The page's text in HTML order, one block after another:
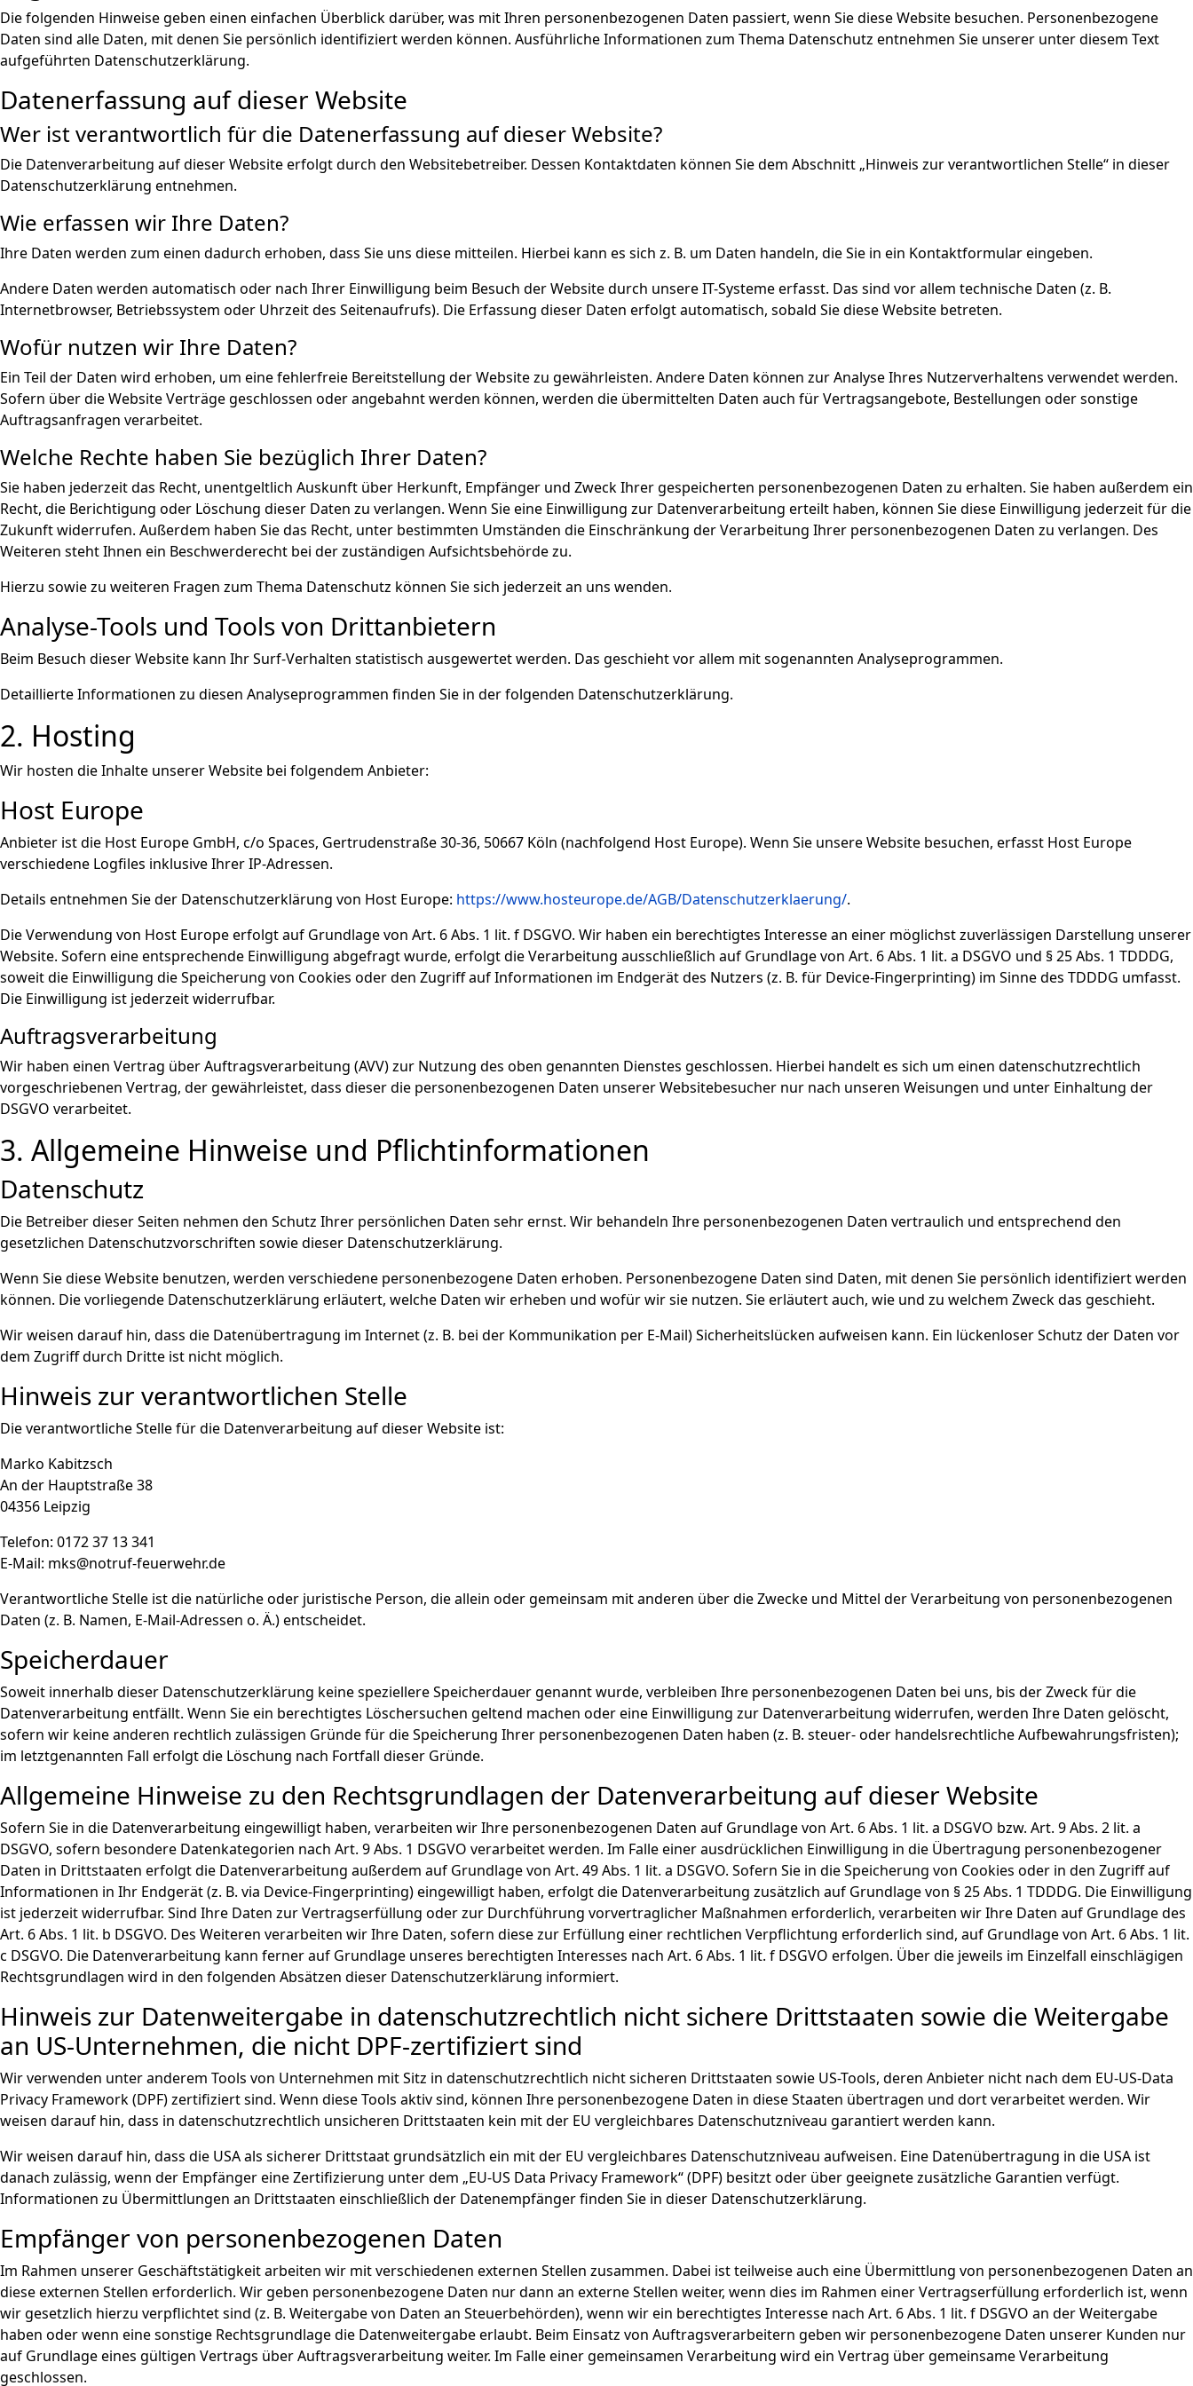
Die folgenden Hinweise geben einen einfachen Überblick darüber, was mit Ihren personenbezogenen Daten passiert, wenn Sie diese Website besuchen. Personenbezogene
Daten sind alle Daten, mit denen Sie persönlich identifiziert werden können. Ausführliche Informationen zum Thema Datenschutz entnehmen Sie unserer unter diesem Text
aufgeführten Datenschutzerklärung.
Datenerfassung auf dieser Website
Wer ist verantwortlich für die Datenerfassung auf dieser Website?
Die Datenverarbeitung auf dieser Website erfolgt durch den Websitebetreiber. Dessen Kontaktdaten können Sie dem Abschnitt „Hinweis zur verantwortlichen Stelle“ in dieser
Datenschutzerklärung entnehmen.
Wie erfassen wir Ihre Daten?
Ihre Daten werden zum einen dadurch erhoben, dass Sie uns diese mitteilen. Hierbei kann es sich z. B. um Daten handeln, die Sie in ein Kontaktformular eingeben.
Andere Daten werden automatisch oder nach Ihrer Einwilligung beim Besuch der Website durch unsere IT-Systeme erfasst. Das sind vor allem technische Daten (z. B.
Internetbrowser, Betriebssystem oder Uhrzeit des Seitenaufrufs). Die Erfassung dieser Daten erfolgt automatisch, sobald Sie diese Website betreten.
Wofür nutzen wir Ihre Daten?
Ein Teil der Daten wird erhoben, um eine fehlerfreie Bereitstellung der Website zu gewährleisten. Andere Daten können zur Analyse Ihres Nutzerverhaltens verwendet werden.
Sofern über die Website Verträge geschlossen oder angebahnt werden können, werden die übermittelten Daten auch für Vertragsangebote, Bestellungen oder sonstige
Auftragsanfragen verarbeitet.
Welche Rechte haben Sie bezüglich Ihrer Daten?
Sie haben jederzeit das Recht, unentgeltlich Auskunft über Herkunft, Empfänger und Zweck Ihrer gespeicherten personenbezogenen Daten zu erhalten. Sie haben außerdem ein
Recht, die Berichtigung oder Löschung dieser Daten zu verlangen. Wenn Sie eine Einwilligung zur Datenverarbeitung erteilt haben, können Sie diese Einwilligung jederzeit für die
Zukunft widerrufen. Außerdem haben Sie das Recht, unter bestimmten Umständen die Einschränkung der Verarbeitung Ihrer personenbezogenen Daten zu verlangen. Des
Weiteren steht Ihnen ein Beschwerderecht bei der zuständigen Aufsichtsbehörde zu.
Hierzu sowie zu weiteren Fragen zum Thema Datenschutz können Sie sich jederzeit an uns wenden.
Analyse-Tools und Tools von Dritt­anbietern
Beim Besuch dieser Website kann Ihr Surf-Verhalten statistisch ausgewertet werden. Das geschieht vor allem mit sogenannten Analyseprogrammen.
Detaillierte Informationen zu diesen Analyseprogrammen finden Sie in der folgenden Datenschutzerklärung.
2. Hosting
Wir hosten die Inhalte unserer Website bei folgendem Anbieter:
Host Europe
Anbieter ist die Host Europe GmbH, c/o Spaces, Gertrudenstraße 30-36, 50667 Köln (nachfolgend Host Europe). Wenn Sie unsere Website besuchen, erfasst Host Europe
verschiedene Logfiles inklusive Ihrer IP-Adressen.
Details entnehmen Sie der Datenschutzerklärung von Host Europe: https://www.hosteurope.de/AGB/Datenschutzerklaerung/.
Die Verwendung von Host Europe erfolgt auf Grundlage von Art. 6 Abs. 1 lit. f DSGVO. Wir haben ein berechtigtes Interesse an einer möglichst zuverlässigen Darstellung unserer
Website. Sofern eine entsprechende Einwilligung abgefragt wurde, erfolgt die Verarbeitung ausschließlich auf Grundlage von Art. 6 Abs. 1 lit. a DSGVO und § 25 Abs. 1 TDDDG,
soweit die Einwilligung die Speicherung von Cookies oder den Zugriff auf Informationen im Endgerät des Nutzers (z. B. für Device-Fingerprinting) im Sinne des TDDDG umfasst.
Die Einwilligung ist jederzeit widerrufbar.
Auftragsverarbeitung
Wir haben einen Vertrag über Auftragsverarbeitung (AVV) zur Nutzung des oben genannten Dienstes geschlossen. Hierbei handelt es sich um einen datenschutzrechtlich
vorgeschriebenen Vertrag, der gewährleistet, dass dieser die personenbezogenen Daten unserer Websitebesucher nur nach unseren Weisungen und unter Einhaltung der
DSGVO verarbeitet.
3. Allgemeine Hinweise und Pflicht­informationen
Datenschutz
Die Betreiber dieser Seiten nehmen den Schutz Ihrer persönlichen Daten sehr ernst. Wir behandeln Ihre personenbezogenen Daten vertraulich und entsprechend den
gesetzlichen Datenschutzvorschriften sowie dieser Datenschutzerklärung.
Wenn Sie diese Website benutzen, werden verschiedene personenbezogene Daten erhoben. Personenbezogene Daten sind Daten, mit denen Sie persönlich identifiziert werden
können. Die vorliegende Datenschutzerklärung erläutert, welche Daten wir erheben und wofür wir sie nutzen. Sie erläutert auch, wie und zu welchem Zweck das geschieht.
Wir weisen darauf hin, dass die Datenübertragung im Internet (z. B. bei der Kommunikation per E-Mail) Sicherheitslücken aufweisen kann. Ein lückenloser Schutz der Daten vor
dem Zugriff durch Dritte ist nicht möglich.
Hinweis zur verantwortlichen Stelle
Die verantwortliche Stelle für die Datenverarbeitung auf dieser Website ist:
Marko Kabitzsch
An der Hauptstraße 38
04356 Leipzig
Telefon: 0172 37 13 341
E-Mail: mks@notruf-feuerwehr.de
Verantwortliche Stelle ist die natürliche oder juristische Person, die allein oder gemeinsam mit anderen über die Zwecke und Mittel der Verarbeitung von personenbezogenen
Daten (z. B. Namen, E-Mail-Adressen o. Ä.) entscheidet.
Speicherdauer
Soweit innerhalb dieser Datenschutzerklärung keine speziellere Speicherdauer genannt wurde, verbleiben Ihre personenbezogenen Daten bei uns, bis der Zweck für die
Datenverarbeitung entfällt. Wenn Sie ein berechtigtes Löschersuchen geltend machen oder eine Einwilligung zur Datenverarbeitung widerrufen, werden Ihre Daten gelöscht,
sofern wir keine anderen rechtlich zulässigen Gründe für die Speicherung Ihrer personenbezogenen Daten haben (z. B. steuer- oder handelsrechtliche Aufbewahrungsfristen);
im letztgenannten Fall erfolgt die Löschung nach Fortfall dieser Gründe.
Allgemeine Hinweise zu den Rechtsgrundlagen der Datenverarbeitung auf dieser Website
Sofern Sie in die Datenverarbeitung eingewilligt haben, verarbeiten wir Ihre personenbezogenen Daten auf Grundlage von Art. 6 Abs. 1 lit. a DSGVO bzw. Art. 9 Abs. 2 lit. a
DSGVO, sofern besondere Datenkategorien nach Art. 9 Abs. 1 DSGVO verarbeitet werden. Im Falle einer ausdrücklichen Einwilligung in die Übertragung personenbezogener
Daten in Drittstaaten erfolgt die Datenverarbeitung außerdem auf Grundlage von Art. 49 Abs. 1 lit. a DSGVO. Sofern Sie in die Speicherung von Cookies oder in den Zugriff auf
Informationen in Ihr Endgerät (z. B. via Device-Fingerprinting) eingewilligt haben, erfolgt die Datenverarbeitung zusätzlich auf Grundlage von § 25 Abs. 1 TDDDG. Die Einwilligung
ist jederzeit widerrufbar. Sind Ihre Daten zur Vertragserfüllung oder zur Durchführung vorvertraglicher Maßnahmen erforderlich, verarbeiten wir Ihre Daten auf Grundlage des
Art. 6 Abs. 1 lit. b DSGVO. Des Weiteren verarbeiten wir Ihre Daten, sofern diese zur Erfüllung einer rechtlichen Verpflichtung erforderlich sind, auf Grundlage von Art. 6 Abs. 1 lit.
c DSGVO. Die Datenverarbeitung kann ferner auf Grundlage unseres berechtigten Interesses nach Art. 6 Abs. 1 lit. f DSGVO erfolgen. Über die jeweils im Einzelfall einschlägigen
Rechtsgrundlagen wird in den folgenden Absätzen dieser Datenschutzerklärung informiert.
Hinweis zur Datenweitergabe in datenschutzrechtlich nicht sichere Drittstaaten sowie die Weitergabe
an US-Unternehmen, die nicht DPF-zertifiziert sind
Wir verwenden unter anderem Tools von Unternehmen mit Sitz in datenschutzrechtlich nicht sicheren Drittstaaten sowie US-Tools, deren Anbieter nicht nach dem EU-US-Data
Privacy Framework (DPF) zertifiziert sind. Wenn diese Tools aktiv sind, können Ihre personenbezogene Daten in diese Staaten übertragen und dort verarbeitet werden. Wir
weisen darauf hin, dass in datenschutzrechtlich unsicheren Drittstaaten kein mit der EU vergleichbares Datenschutzniveau garantiert werden kann.
Wir weisen darauf hin, dass die USA als sicherer Drittstaat grundsätzlich ein mit der EU vergleichbares Datenschutzniveau aufweisen. Eine Datenübertragung in die USA ist
danach zulässig, wenn der Empfänger eine Zertifizierung unter dem „EU-US Data Privacy Framework“ (DPF) besitzt oder über geeignete zusätzliche Garantien verfügt.
Informationen zu Übermittlungen an Drittstaaten einschließlich der Datenempfänger finden Sie in dieser Datenschutzerklärung.
Empfänger von personenbezogenen Daten
Im Rahmen unserer Geschäftstätigkeit arbeiten wir mit verschiedenen externen Stellen zusammen. Dabei ist teilweise auch eine Übermittlung von personenbezogenen Daten an
diese externen Stellen erforderlich. Wir geben personenbezogene Daten nur dann an externe Stellen weiter, wenn dies im Rahmen einer Vertragserfüllung erforderlich ist, wenn
wir gesetzlich hierzu verpflichtet sind (z. B. Weitergabe von Daten an Steuerbehörden), wenn wir ein berechtigtes Interesse nach Art. 6 Abs. 1 lit. f DSGVO an der Weitergabe
haben oder wenn eine sonstige Rechtsgrundlage die Datenweitergabe erlaubt. Beim Einsatz von Auftragsverarbeitern geben wir personenbezogene Daten unserer Kunden nur
auf Grundlage eines gültigen Vertrags über Auftragsverarbeitung weiter. Im Falle einer gemeinsamen Verarbeitung wird ein Vertrag über gemeinsame Verarbeitung
geschlossen.